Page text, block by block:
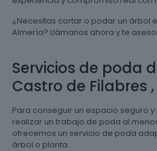
¿Necesitas cortar o podar un árbol
Almería? Llámanos ahora y te
Servicios de poda
Castro de Filabres
Para conseguir un espacio seguro
realizar un trabajo de poda al
ofrecemos un servicio de poda
árbol o planta.